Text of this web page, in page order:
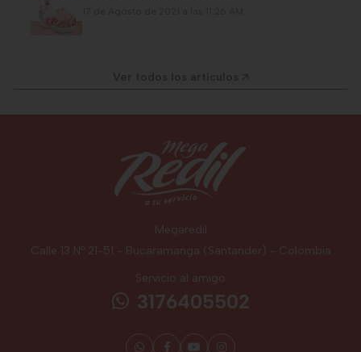
Megaredil
Calle 13 Nº 21-51 - Bucaramanga (Santander) - Colombia
Servicio al amigo
3176405502